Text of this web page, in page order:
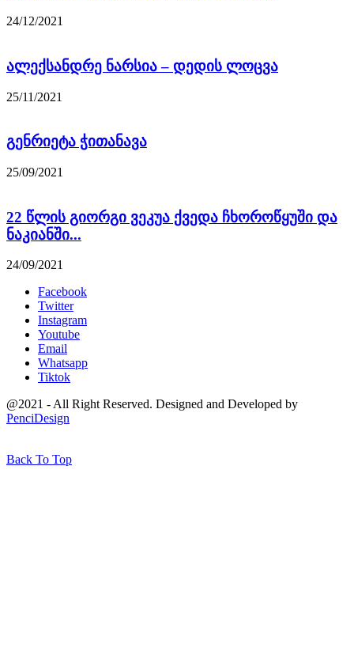
24/12/2021
ალექსანდრე ნარსია – დედის ლოცვა
25/11/2021
გენრიეტა ჭითანავა
25/09/2021
22 წლის გიორგი ვეკუა ქვედა ჩხოროწყუში და
ნაკიანში...
24/09/2021
Facebook
Twitter
Instagram
Youtube
Email
Whatsapp
Tiktok
@2021 - All Right Reserved. Designed and Developed by
PenciDesign
Back To Top